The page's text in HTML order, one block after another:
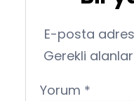
E-posta
Gerekli alanlar
Yorum *